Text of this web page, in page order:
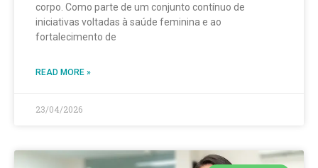
corpo. Como parte de um conjunto contínuo de
iniciativas voltadas à saúde feminina e ao
fortalecimento de
READ MORE »
23/04/2026